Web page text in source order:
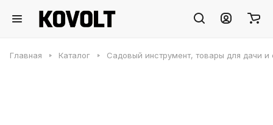
Главная Каталог Садовый инструмент, товары для дачи и